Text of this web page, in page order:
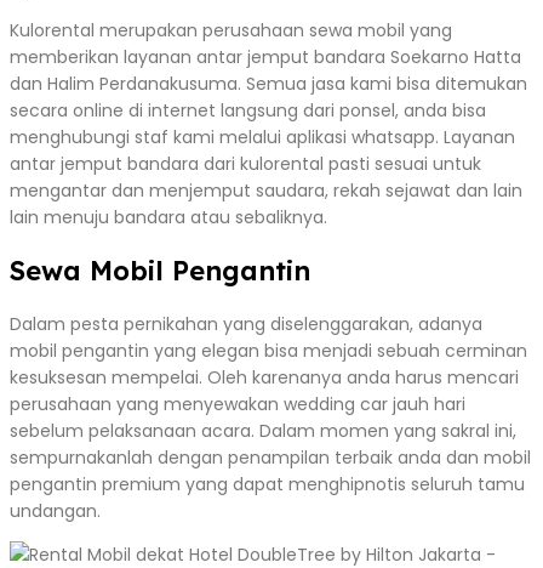
Kulorental merupakan perusahaan sewa mobil yang
memberikan layanan antar jemput bandara Soekarno Hatta
dan Halim Perdanakusuma. Semua jasa kami bisa ditemukan
secara online di internet langsung dari ponsel, anda bisa
menghubungi staf kami melalui aplikasi whatsapp. Layanan
antar jemput bandara dari kulorental pasti sesuai untuk
mengantar dan menjemput saudara, rekah sejawat dan lain
lain menuju bandara atau sebaliknya.
Sewa Mobil Pengantin
Dalam pesta pernikahan yang diselenggarakan, adanya
mobil pengantin yang elegan bisa menjadi sebuah cerminan
kesuksesan mempelai. Oleh karenanya anda harus mencari
perusahaan yang menyewakan wedding car jauh hari
sebelum pelaksanaan acara. Dalam momen yang sakral ini,
sempurnakanlah dengan penampilan terbaik anda dan mobil
pengantin premium yang dapat menghipnotis seluruh tamu
undangan.